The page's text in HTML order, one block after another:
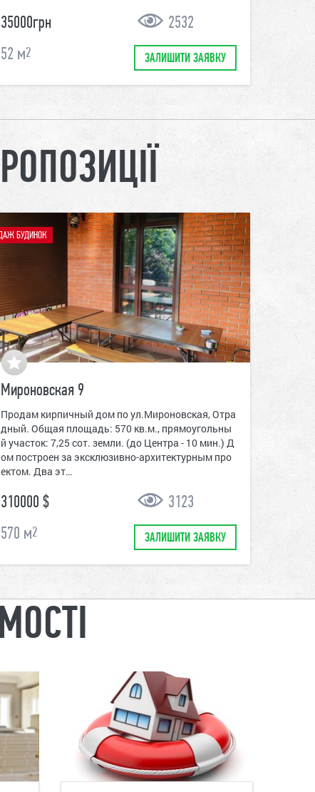
35000грн
2532
52 м2 ЗАЛИШИТИ ЗАЯВКУ
БУДИНОК
Мироновская 9
Продам кирпичный дом по ул.Мироновская, Отра
дный. Общая площадь: 570 кв.м., прямоугольны
й участок: 7,25 сот. земли. (до Центра - 10 мин.) Д
ом построен за эксклюзивно-архитектурным про
ектом. Два эт…
310000 $
3123
570 м2 ЗАЛИШИТИ ЗАЯВКУ